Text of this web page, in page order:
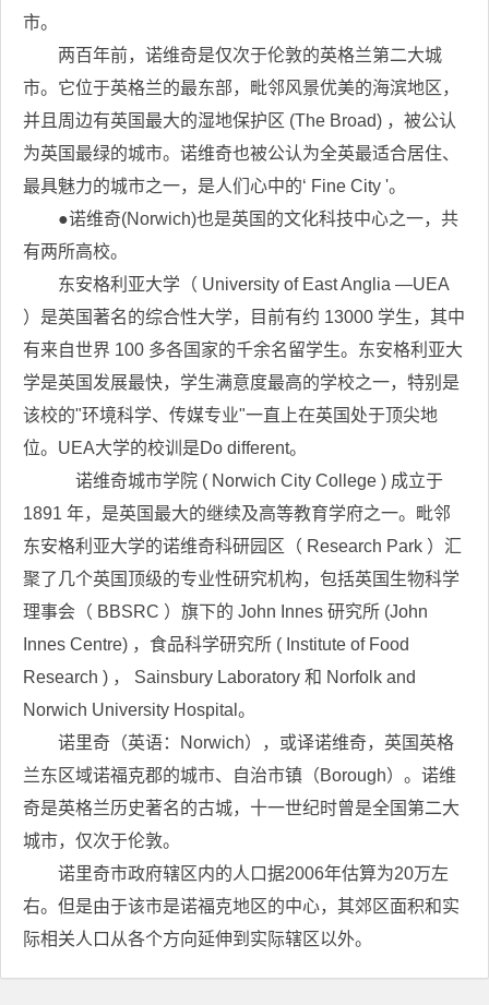
市。
两百年前，诺维奇是仅次于伦敦的英格兰第二大城
市。它位于英格兰的最东部，毗邻风景优美的海滨地区，
并且周边有英国最大的湿地保护区 (The Broad) ，被公认
为英国最绿的城市。诺维奇也被公认为全英最适合居住、
最具魅力的城市之一，是人们心中的‘ Fine City '。
●诺维奇(Norwich)也是英国的文化科技中心之一，共
有两所高校。
东安格利亚大学（ University of East Anglia —UEA
）是英国著名的综合性大学，目前有约 13000 学生，其中
有来自世界 100 多各国家的千余名留学生。东安格利亚大
学是英国发展最快，学生满意度最高的学校之一，特别是
该校的"环境科学、传媒专业"一直上在英国处于顶尖地
位。UEA大学的校训是Do different。
诺维奇城市学院 ( Norwich City College ) 成立于
1891 年，是英国最大的继续及高等教育学府之一。毗邻
东安格利亚大学的诺维奇科研园区（ Research Park ）汇
聚了几个英国顶级的专业性研究机构，包括英国生物科学
理事会（ BBSRC ）旗下的 John Innes 研究所 (John
Innes Centre) ，食品科学研究所 ( Institute of Food
Research ) ， Sainsbury Laboratory 和 Norfolk and
Norwich University Hospital。
诺里奇（英语：Norwich），或译诺维奇，英国英格
兰东区域诺福克郡的城市、自治市镇（Borough）。诺维
奇是英格兰历史著名的古城，十一世纪时曾是全国第二大
城市，仅次于伦敦。
诺里奇市政府辖区内的人口据2006年估算为20万左
右。但是由于该市是诺福克地区的中心，其郊区面积和实
际相关人口从各个方向延伸到实际辖区以外。